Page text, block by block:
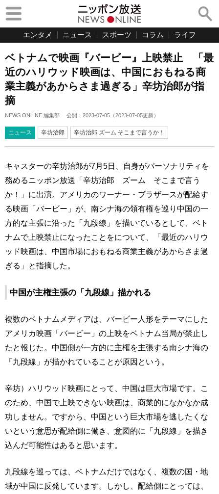
エンタメ ニュース スポーツ コラム ライフ
ベトナムで映画『バービー』上映禁止 「最
近のハリウッド映画は、中国におもねる商
業主義があからさま過ぎる」辛坊治郎が指
摘
NEWS ONLINE 編集部 公開： 2023-07-05 （2023-07-05更新）
ニュース 辛坊治郎 辛坊治郎 ズーム そこまで言うか！
キャスターの辛坊治郎が7月5日、自身がパーソナリティを
務めるニッポン放送「辛坊治郎 ズーム そこまで言う
か！」に出演。アメリカのワーナー・ブラザースが配給す
る映画「バービー」が、南シナ海の領有権を巡り中国の一
方的な主張に沿った「九段線」を描いているとして、ベト
ナムで上映禁止になったことをについて、「最近のハリウ
ッド映画は、中国市場におもねる商業主義があからさま過
ぎる」と指摘した。
中国が主権主張の「九段線」描かれる
複数のベトナムメディアは、バービー人形をテーマにした
アメリカ映画「バービー」の上映をベトナム当局が禁止し
たと報じた。中国側が一方的に主権を主張する南シナ海の
「九段線」が描かれていることが原因という。
辛坊）ハリウッド映画にとって、中国は巨大市場です。こ
のため、中国で上映できない映画は、商業的になかなか成
功しません。ですから、中国という巨大市場を逃したくな
いという意思が配給側に働き、意図的に「九段線」を描き
込んだ可能性はあると思います。
九段線を巡っては、ベトナムだけではなく、複数の国・地
域が中国に反発しています。しかし、配給側にとっては、